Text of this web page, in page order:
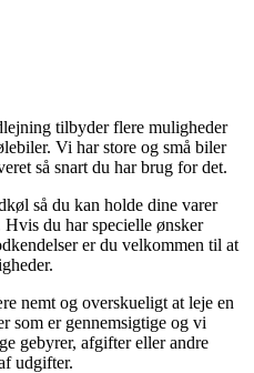
tilbyder flere muligheder
Vi har store og små biler
så snart du har brug for det.
så du kan holde dine varer
du har specielle ønsker
er du velkommen til at
nemt og overskueligt at leje en
som er gennemsigtige og vi
gebyrer, afgifter eller andre
udgifter.